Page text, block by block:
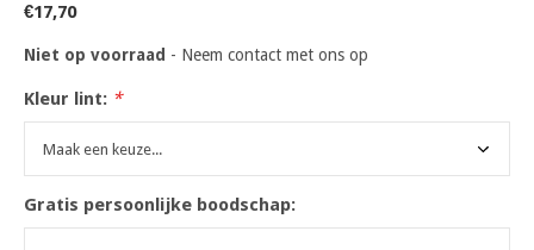
€17,70
Niet op voorraad - Neem contact met ons op
Kleur lint: *
Gratis persoonlijke boodschap: